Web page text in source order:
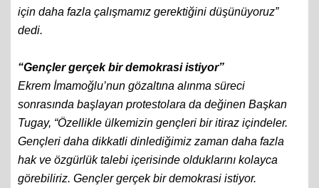
için daha fazla çalışmamız gerektiğini düşünüyoruz”
dedi.
“Gençler gerçek bir demokrasi istiyor”
Ekrem İmamoğlu’nun gözaltına alınma süreci
sonrasında başlayan protestolara da değinen Başkan
Tugay, “Özellikle ülkemizin gençleri bir itiraz içindeler.
Gençleri daha dikkatli dinlediğimiz zaman daha fazla
hak ve özgürlük talebi içerisinde olduklarını kolayca
görebiliriz. Gençler gerçek bir demokrasi istiyor.